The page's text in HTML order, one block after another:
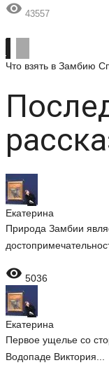
 43557
Что взять в Замбию
Екатерина
Природа Замбии
 5036
Екатерина
Первое ущелье со
Водопаде Виктория...